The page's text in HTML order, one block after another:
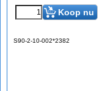
Koop nu
S90-2-10-002*2382